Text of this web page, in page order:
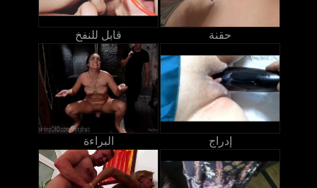
قابل للنفخ حقنة
البراءة إدراج